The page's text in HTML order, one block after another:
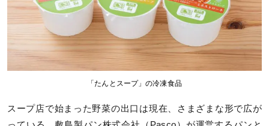
「たんとスープ」の冷凍食品
スープ店で始まった野菜の出口は現在、さまざまな形で広が